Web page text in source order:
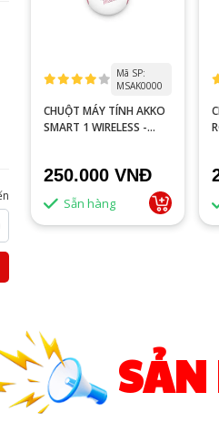
Mã SP:
MSAK0000
CHUỘT MÁY TÍNH AKKO
SMART 1 WIRELESS -
250.000 VNĐ
Sẵn hàng